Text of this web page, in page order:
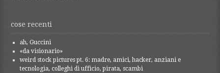
cose recenti
ah, Guccini
«da visionario»
weird stock pictures pt. 6: madre, amici, hacker, anziani e
tecnologia, colleghi di ufficio, pirata, scambi